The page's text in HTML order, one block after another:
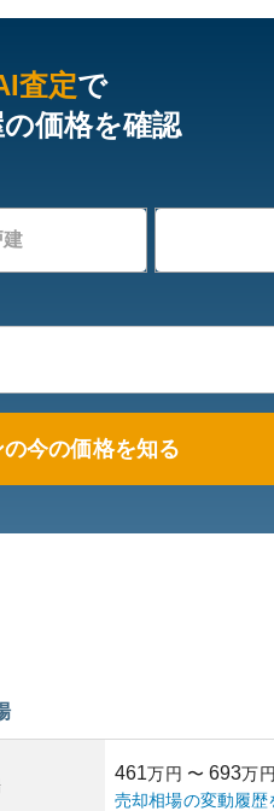
査定で
価格を確認
建
今の価格を知る
461万円 〜 693万
売却相場の変動履歴